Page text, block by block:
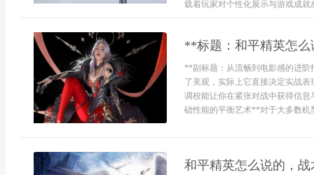
载着玩家对个性化展示与游戏成就
**标题：和平精英怎
**副标题：从流畅到电影感的进
了美观，实际上它直接决定实战
调校能让你在紧张对战中获得信
础性能的平衡艺术**对于大多数机
和平精英怎么说的，